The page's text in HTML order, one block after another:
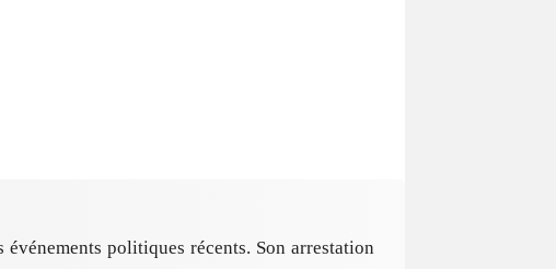
politiques récents. Son arrestation